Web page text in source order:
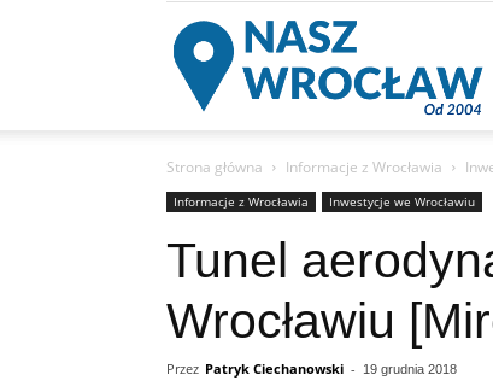
Strona główna Informacje z Wrocławia
Informacje z Wrocławia Inwestycje we Wrocławiu
Tunel
Wrocławiu
Przez Patryk Ciechanowski - 19 grudnia 2018